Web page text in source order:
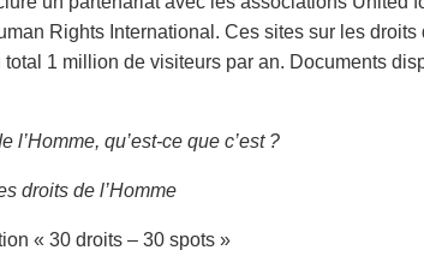
Rights International. Ces sites sur les droits
total 1 million de visiteurs par an. Documents
l’Homme, qu’est-ce que c’est ?
droits de l’Homme
« 30 droits – 30 spots »